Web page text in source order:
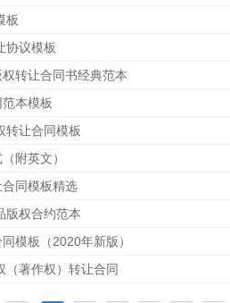
板
协议模板
转让合同书经典范本
本模板
转让合同模板
附英文）
同模板精选
版权合约范本
模板（2020年新版）
（著作权）转让合同